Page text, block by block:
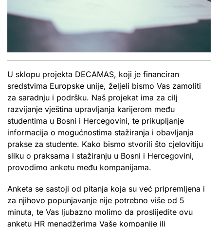
U sklopu projekta DECAMAS, koji je financiran
sredstvima Europske unije, željeli bismo Vas zamoliti
za saradnju i podršku. Naš projekat ima za cilj
razvijanje vještina upravljanja karijerom među
studentima u Bosni i Hercegovini, te prikupljanje
informacija o mogućnostima stažiranja i obavljanja
prakse za studente. Kako bismo stvorili što cjelovitiju
sliku o praksama i stažiranju u Bosni i Hercegovini,
provodimo anketu među kompanijama.
Anketa se sastoji od pitanja koja su već pripremljena i
za njihovo popunjavanje nije potrebno više od 5
minuta, te Vas ljubazno molimo da proslijedite ovu
anketu HR menadžerima Vaše kompanije ili